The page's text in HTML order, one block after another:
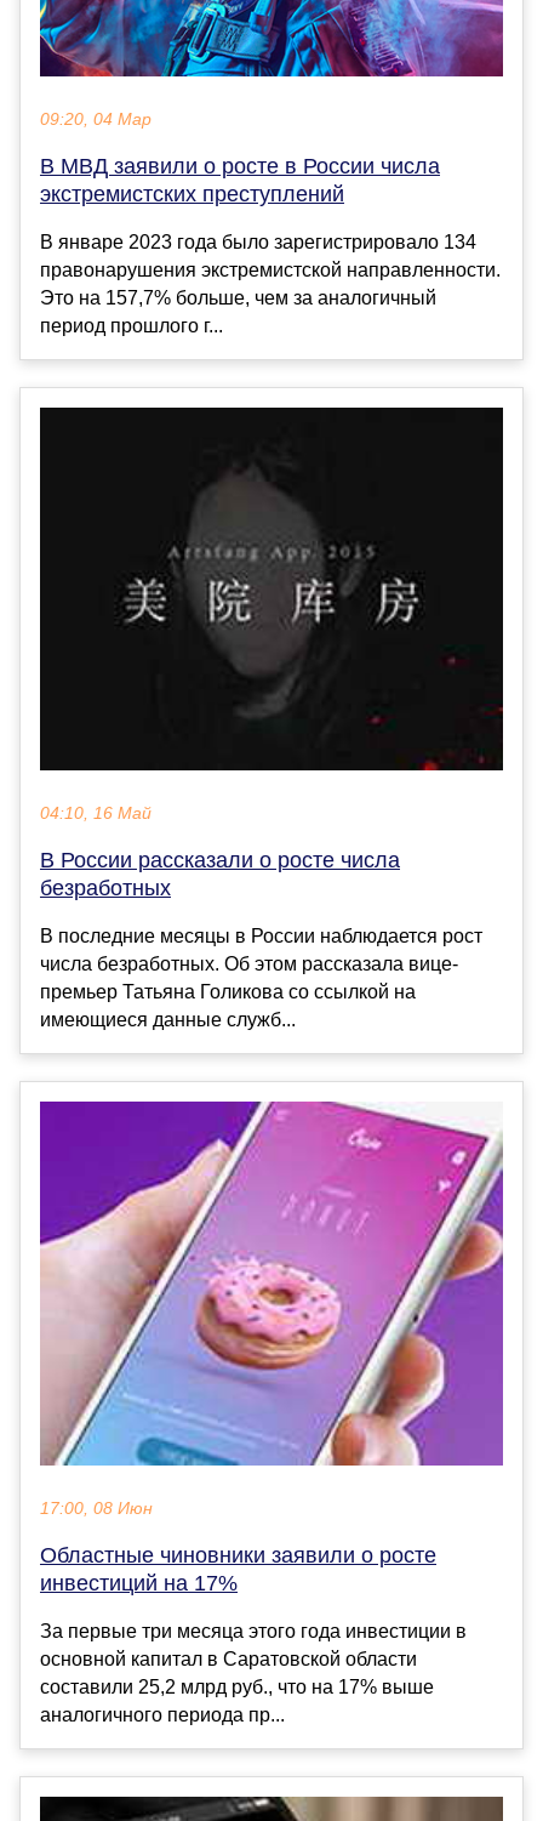
09:20, 04 Мар
В МВД заявили о росте в России числа
экстремистских преступлений
В январе 2023 года было зарегистрировало 134
правонарушения экстремистской направленности.
Это на 157,7% больше, чем за аналогичный
период прошлого г...
04:10, 16 Май
В России рассказали о росте числа
безработных
В последние месяцы в России наблюдается рост
числа безработных. Об этом рассказала вице-
премьер Татьяна Голикова со ссылкой на
имеющиеся данные служб...
17:00, 08 Июн
Областные чиновники заявили о росте
инвестиций на 17%
За первые три месяца этого года инвестиции в
основной капитал в Саратовской области
составили 25,2 млрд руб., что на 17% выше
аналогичного периода пр...